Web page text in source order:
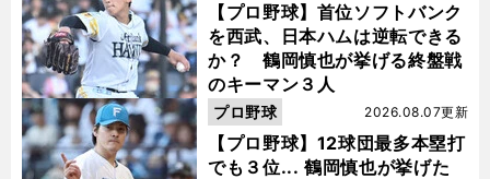
【プロ野球】首位ソフトバンク
を西武、日本ハムは逆転できる
か？ 鶴岡慎也が挙げる終盤戦
のキーマン３人
【プロ野球】12球団最多本塁打
でも３位... 鶴岡慎也が挙げた
2026.08.07更新
プロ野球